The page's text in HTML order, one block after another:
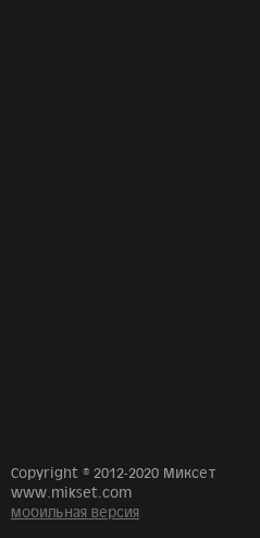
Copyright © 2012-2020 Миксет
www.mikset.com
мобильная версия